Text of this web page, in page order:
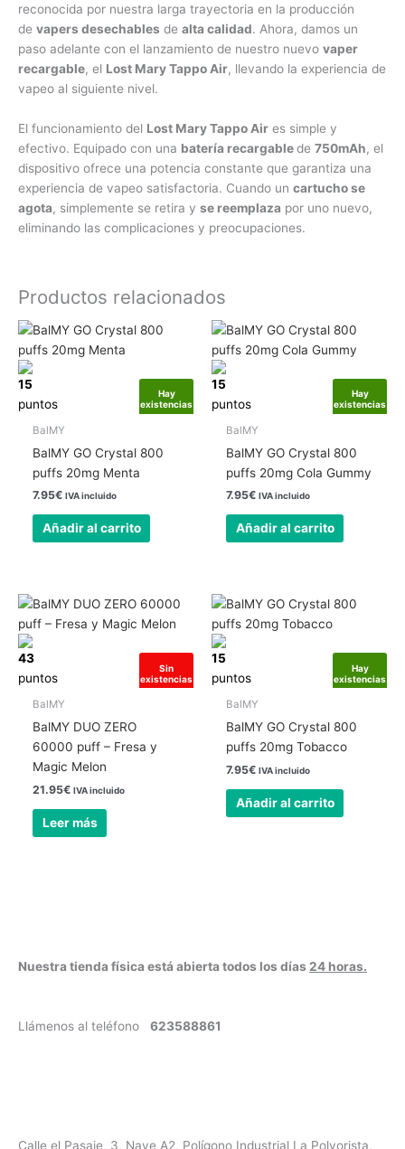
reconocida por nuestra larga trayectoria en la producción
de vapers desechables de alta calidad. Ahora, damos un
paso adelante con el lanzamiento de nuestro nuevo vaper
recargable, el Lost Mary Tappo Air, llevando la experiencia de
vapeo al siguiente nivel.
El funcionamiento del Lost Mary Tappo Air es simple y
efectivo. Equipado con una batería recargablede 750mAh, el
dispositivo ofrece una potencia constante que garantiza una
experiencia de vapeo satisfactoria. Cuando un cartucho se
agota, simplemente se retira y se reemplaza por uno nuevo,
eliminando las complicaciones y preocupaciones.
Productos relacionados
Hay
existencias
15
puntos
BalMY
BalMY GO Crystal 800
puffs 20mg Menta
7.95€ IVA incluido
Añadir al carrito
Hay
existencias
15
puntos
BalMY
BalMY GO Crystal 800
puffs 20mg Cola Gummy
7.95€ IVA incluido
Añadir al carrito
Sin
existencias
43
puntos
BalMY
BalMY DUO ZERO
60000 puff – Fresa y
Magic Melon
21.95€ IVA incluido
Leer más
Hay
existencias
15
puntos
BalMY
BalMY GO Crystal 800
puffs 20mg Tobacco
7.95€ IVA incluido
Añadir al carrito
Nuestra tienda física está abierta todos los días 24 horas.
Llámenos al teléfono 623588861
Calle el Pasaje, 3, Nave A2, Polígono Industrial La Polvorista,